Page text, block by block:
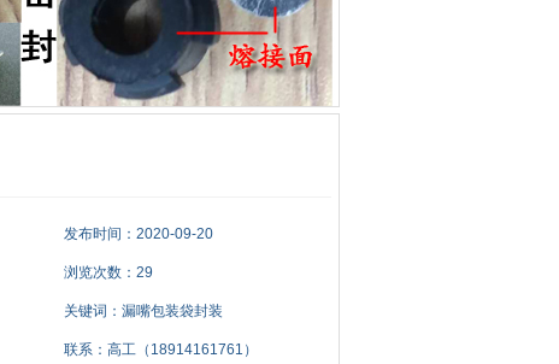
发布时间：2020-09-20
浏览次数：29
关键词：漏嘴包装袋封装
联系：高工（18914161761）